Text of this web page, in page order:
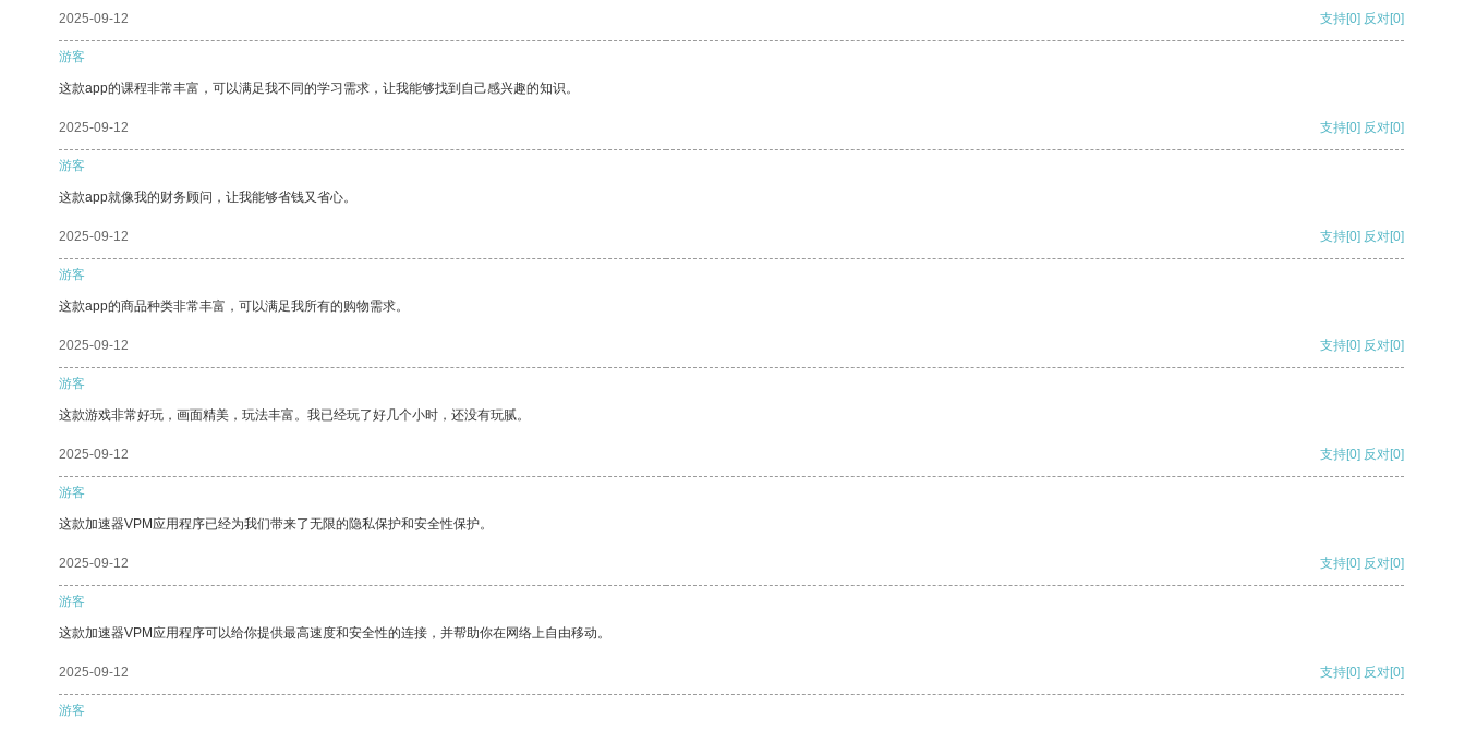
2025-09-12 支持[0] 反对[0]
游客
这款app的课程非常丰富，可以满足我不同的学习需求，让我能够找到自己感兴趣的知识。
2025-09-12 支持[0] 反对[0]
游客
这款app就像我的财务顾问，让我能够省钱又省心。
2025-09-12 支持[0] 反对[0]
游客
这款app的商品种类非常丰富，可以满足我所有的购物需求。
2025-09-12 支持[0] 反对[0]
游客
这款游戏非常好玩，画面精美，玩法丰富。我已经玩了好几个小时，还没有玩腻。
2025-09-12 支持[0] 反对[0]
游客
这款加速器VPM应用程序已经为我们带来了无限的隐私保护和安全性保护。
2025-09-12 支持[0] 反对[0]
游客
这款加速器VPM应用程序可以给你提供最高速度和安全性的连接，并帮助你在网络上自由移动。
2025-09-12 支持[0] 反对[0]
游客